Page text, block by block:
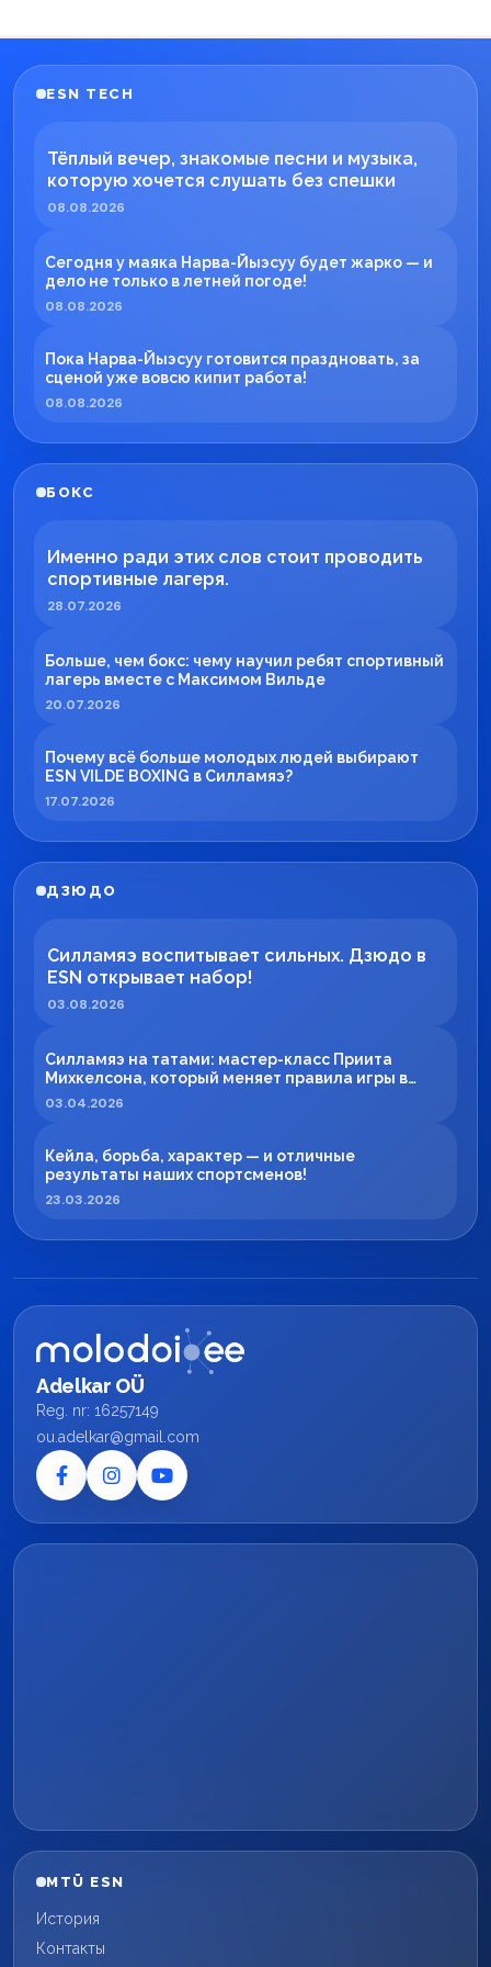
ESN TECH
Тёплый вечер, знакомые песни и музыка,
которую хочется слушать без спешки
08.08.2026
Сегодня у маяка Нарва-Йыэсуу будет жарко — и
дело не только в летней погоде!
08.08.2026
Пока Нарва-Йыэсуу готовится праздновать, за
сценой уже вовсю кипит работа!
08.08.2026
БОКС
Именно ради этих слов стоит проводить
спортивные лагеря.
28.07.2026
Больше, чем бокс: чему научил ребят спортивный
лагерь вместе с Максимом Вильде
20.07.2026
Почему всё больше молодых людей выбирают
ESN VILDE BOXING в Силламяэ?
17.07.2026
ДЗЮДО
Силламяэ воспитывает сильных. Дзюдо в
ESN открывает набор!
03.08.2026
Силламяэ на татами: мастер-класс Приита
Михкелсона, который меняет правила игры в
регионе
03.04.2026
Кейла, борьба, характер — и отличные
результаты наших спортсменов!
23.03.2026
Adelkar OÜ
Reg. nr: 16257149
ou.adelkar@gmail.com
MTÜ ESN
История
Контакты